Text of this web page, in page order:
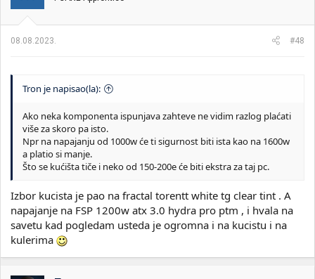
n
:
08.08.2023. #48
Tron je napisao(la):
Ako neka komponenta ispunjava zahteve ne vidim razlog plaćati
više za skoro pa isto.
Npr na napajanju od 1000w će ti sigurnost biti ista kao na 1600w
a platio si manje.
Što se kućišta tiče i neko od 150-200e će biti ekstra za taj pc.
Izbor kucista je pao na fractal torentt white tg clear tint . A
napajanje na FSP 1200w atx 3.0 hydra pro ptm , i hvala na
savetu kad pogledam usteda je ogromna i na kucistu i na
kulerima